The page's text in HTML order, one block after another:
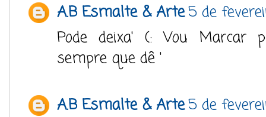
A.B Esmalte & Arte5 de
Pode deixa' (: Vou Marcar
sempre que dê '
A.B Esmalte & Arte5 de